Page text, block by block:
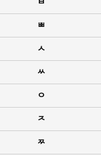
ㅃ
ㅅ
ㅆ
ㅇ
ㅈ
ㅉ